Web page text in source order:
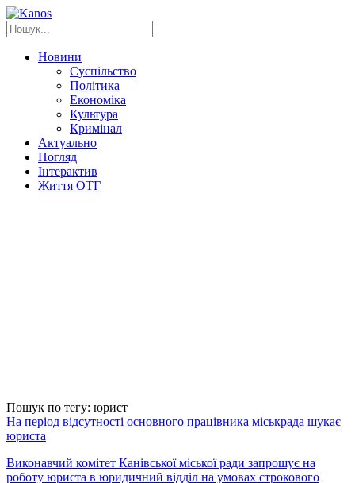
Новини
Суспільство
Політика
Економіка
Культура
Кримінал
Актуально
Погляд
Інтерактив
Життя ОТГ
Пошук по тегу: юрист
На період відсутності основного працівника міськрада шукає
юриста
Виконавчий комітет Канівської міської ради запрошує на
роботу юриста в юридичний відділ на умовах строкового